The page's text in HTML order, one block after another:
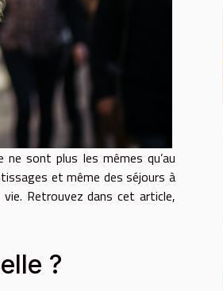
ne sont plus les mêmes qu’au
et même des séjours à
Retrouvez dans cet article,
?